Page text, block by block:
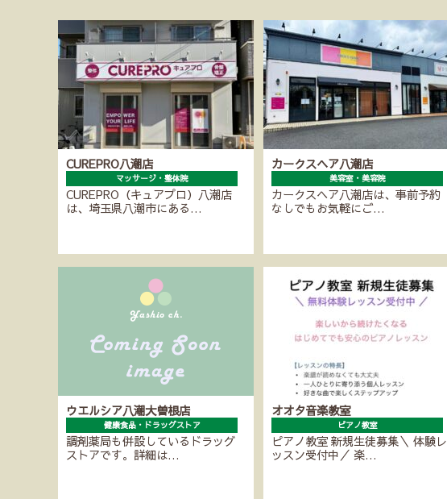
CUREPRO八潮店
マッサージ・整体院
CUREPRO（キュアプロ）八潮店
は、埼玉県八潮市にある…
カークスヘア八潮店
美容室・美容院
カークスヘア八潮店は、事前予約
なしでもお気軽にご…
ウエルシア八潮大曽根店
健康食品・ドラッグストア
調剤薬局も併設しているドラッグ
ストアです。詳細は…
オオタ音楽教室
ピアノ教室
ピアノ教室 新規生徒募集＼ 体験レ
ッスン受付中／ 楽…